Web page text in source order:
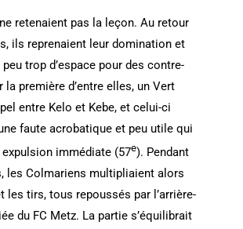
retenaient pas la leçon. Au retour
ils reprenaient leur domination et
trop d’espace pour des contre-
la première d’entre elles, un Vert
entre Kelo et Kebe, et celui-ci
faute acrobatique et peu utile qui
expulsion immédiate (57e). Pendant
les Colmariens multipliaient alors
les tirs, tous repoussés par l’arrière-
du FC Metz. La partie s’équilibrait